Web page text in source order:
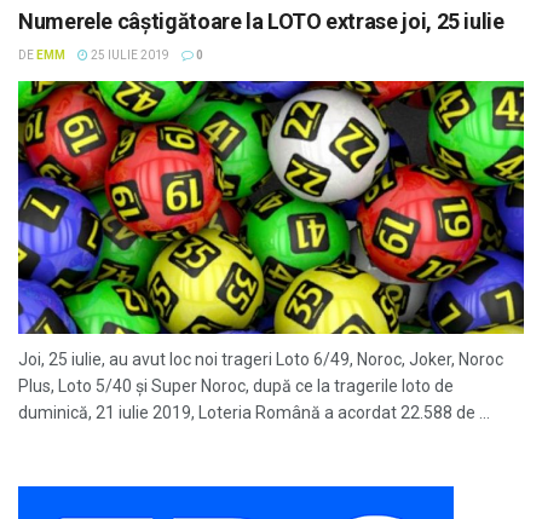
Numerele câştigătoare la LOTO extrase joi, 25 iulie
DE EMM 25 IULIE 2019 0
Joi, 25 iulie, au avut loc noi trageri Loto 6/49, Noroc, Joker, Noroc
Plus, Loto 5/40 și Super Noroc, după ce la tragerile loto de
duminică, 21 iulie 2019, Loteria Română a acordat 22.588 de ...